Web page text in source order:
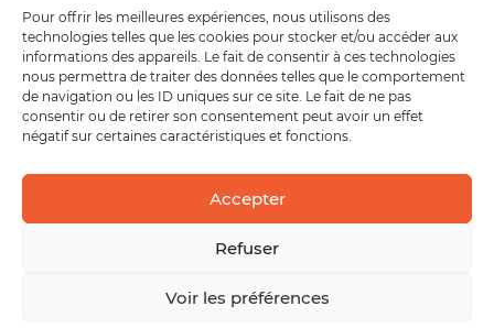
Pour offrir les meilleures expériences, nous utilisons des
technologies telles que les cookies pour stocker et/ou accéder aux
informations des appareils. Le fait de consentir à ces technologies
nous permettra de traiter des données telles que le comportement
de navigation ou les ID uniques sur ce site. Le fait de ne pas
consentir ou de retirer son consentement peut avoir un effet
négatif sur certaines caractéristiques et fonctions.
Accepter
Refuser
Voir les préférences